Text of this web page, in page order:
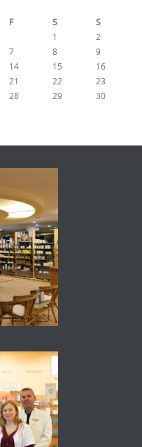
F S
S
1
2
7 8
9
14 15
16
21 22
23
28 29
30